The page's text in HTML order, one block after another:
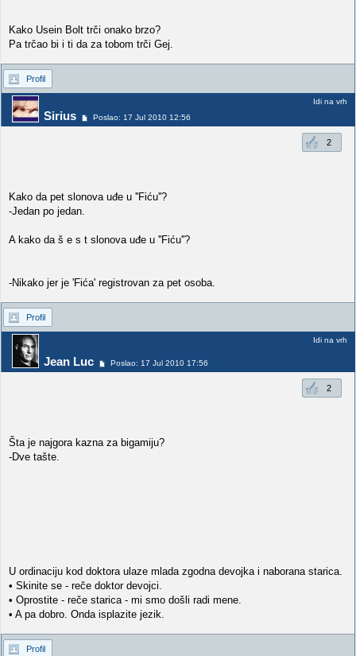
Kako Usein Bolt trči onako brzo?
Pa trčao bi i ti da za tobom trči Gej.
Profil
Sirius Poslao: 17 Jul 2010 12:56
Idi na vrh
2
Kako da pet slonova uđe u ''Fiću''?
-Jedan po jedan.
A kako da š e s t slonova uđe u ''Fiću''?
-Nikako jer je 'Fića' registrovan za pet osoba.
Profil
Jean Luc Poslao: 17 Jul 2010 17:56
Idi na vrh
2
Šta je najgora kazna za bigamiju?
-Dve tašte.
U ordinaciju kod doktora ulaze mlada zgodna devojka i naborana starica.
• Skinite se - reče doktor devojci.
• Oprostite - reče starica - mi smo došli radi mene.
• A pa dobro. Onda isplazite jezik.
Profil